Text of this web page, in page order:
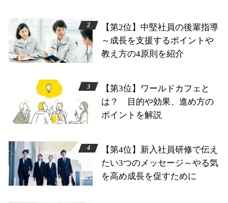
【第2位】中堅社員の後輩指導
～成長を支援するポイントや
教え方の4原則を紹介
【第3位】ワールドカフェと
は？ 目的や効果、進め方の
ポイントを解説
【第4位】新入社員研修で伝え
たい3つのメッセージ～やる気
を高め成長を促すために